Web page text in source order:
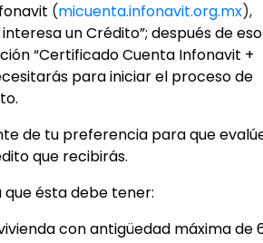
(micuenta.infonavit.org.mx),
un Crédito”; después de eso
“Certificado Cuenta Infonavit +
para iniciar el proceso de
de tu preferencia para que
que recibirás.
que ésta debe tener:
con antigüedad máxima de